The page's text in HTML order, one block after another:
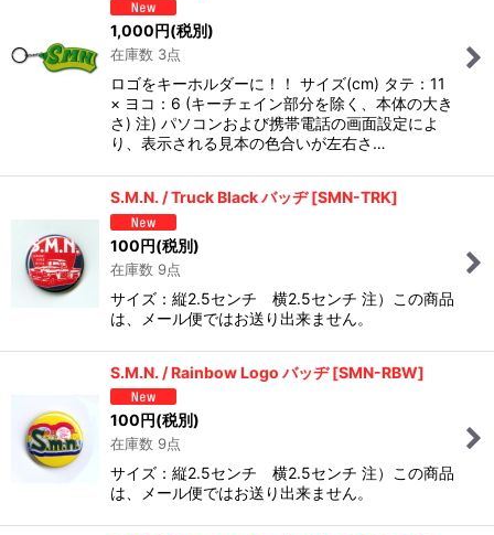
1,000円(税別)
在庫数 3点
ロゴをキーホルダーに！！ サイズ(cm) タテ：11
× ヨコ：6 (キーチェイン部分を除く、本体の大き
さ) 注) パソコンおよび携帯電話の画面設定によ
り、表示される見本の色合いが左右さ…
S.M.N. / Truck Black バッヂ [SMN-TRK]
100円(税別)
在庫数 9点
サイズ：縦2.5センチ 横2.5センチ 注）この商品
は、メール便ではお送り出来ません。
S.M.N. / Rainbow Logo バッヂ [SMN-RBW]
100円(税別)
在庫数 9点
サイズ：縦2.5センチ 横2.5センチ 注）この商品
は、メール便ではお送り出来ません。